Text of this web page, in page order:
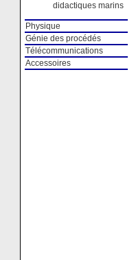
didactiques marins
Physique
Génie des procédés
Télécommunications
Accessoires